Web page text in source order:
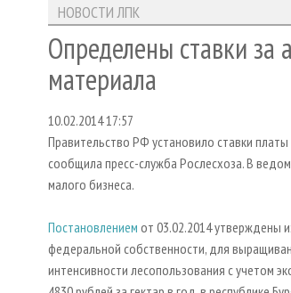
НОВОСТИ ЛПК
Определены ставки за
материала
10.02.2014 17:57
Правительство РФ установило ставки
сообщила пресс-служба Рослесхоза. В
малого бизнеса.
Постановлением от 03.02.2014 утверждены
федеральной собственности, для
интенсивности лесопользования с учетом